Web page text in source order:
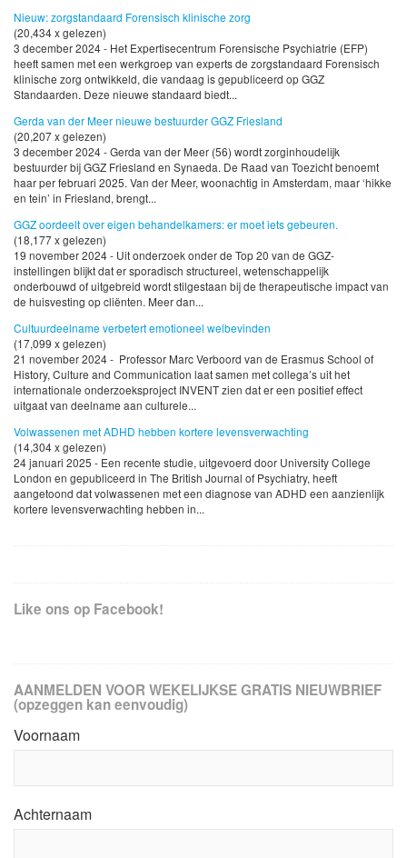
Nieuw: zorgstandaard Forensisch klinische zorg
(20,434 x gelezen)
3 december 2024 - Het Expertisecentrum Forensische Psychiatrie (EFP)
heeft samen met een werkgroep van experts de zorgstandaard Forensisch
klinische zorg ontwikkeld, die vandaag is gepubliceerd op GGZ
Standaarden. Deze nieuwe standaard biedt...
Gerda van der Meer nieuwe bestuurder GGZ Friesland
(20,207 x gelezen)
3 december 2024 - Gerda van der Meer (56) wordt zorginhoudelijk
bestuurder bij GGZ Friesland en Synaeda. De Raad van Toezicht benoemt
haar per februari 2025. Van der Meer, woonachtig in Amsterdam, maar ‘hikke
en tein’ in Friesland, brengt...
GGZ oordeelt over eigen behandelkamers: er moet iets gebeuren.
(18,177 x gelezen)
19 november 2024 - Uit onderzoek onder de Top 20 van de GGZ-
instellingen blijkt dat er sporadisch structureel, wetenschappelijk
onderbouwd of uitgebreid wordt stilgestaan bij de therapeutische impact van
de huisvesting op cliënten. Meer dan...
Cultuurdeelname verbetert emotioneel welbevinden
(17,099 x gelezen)
21 november 2024 - Professor Marc Verboord van de Erasmus School of
History, Culture and Communication laat samen met collega’s uit het
internationale onderzoeksproject INVENT zien dat er een positief effect
uitgaat van deelname aan culturele...
Volwassenen met ADHD hebben kortere levensverwachting
(14,304 x gelezen)
24 januari 2025 - Een recente studie, uitgevoerd door University College
London en gepubliceerd in The British Journal of Psychiatry, heeft
aangetoond dat volwassenen met een diagnose van ADHD een aanzienlijk
kortere levensverwachting hebben in...
Like ons op Facebook!
AANMELDEN VOOR WEKELIJKSE GRATIS NIEUWBRIEF
(opzeggen kan eenvoudig)
Voornaam
Achternaam